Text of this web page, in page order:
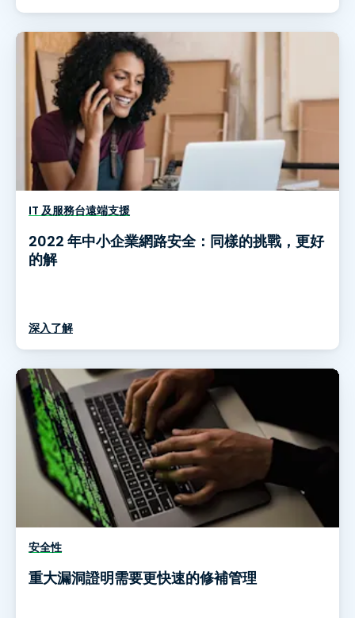
IT 及服務台遠端支援
2022 年中小企業網路安全：同樣的挑戰，更好
的解
深入了解
安全性
重大漏洞證明需要更快速的修補管理